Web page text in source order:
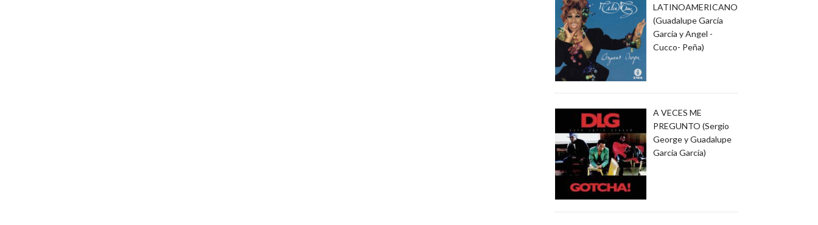
LATINOAMERICANO
(Guadalupe García
García y Angel -
Cucco- Peña)
A VECES ME
PREGUNTO (Sergio
George y Guadalupe
García García)